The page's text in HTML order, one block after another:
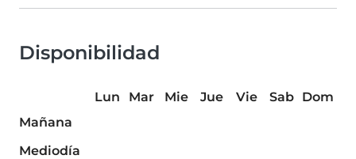
Disponibilidad
Lun Mar Mie Jue Vie Sab
Dom
Mañana
Mediodía